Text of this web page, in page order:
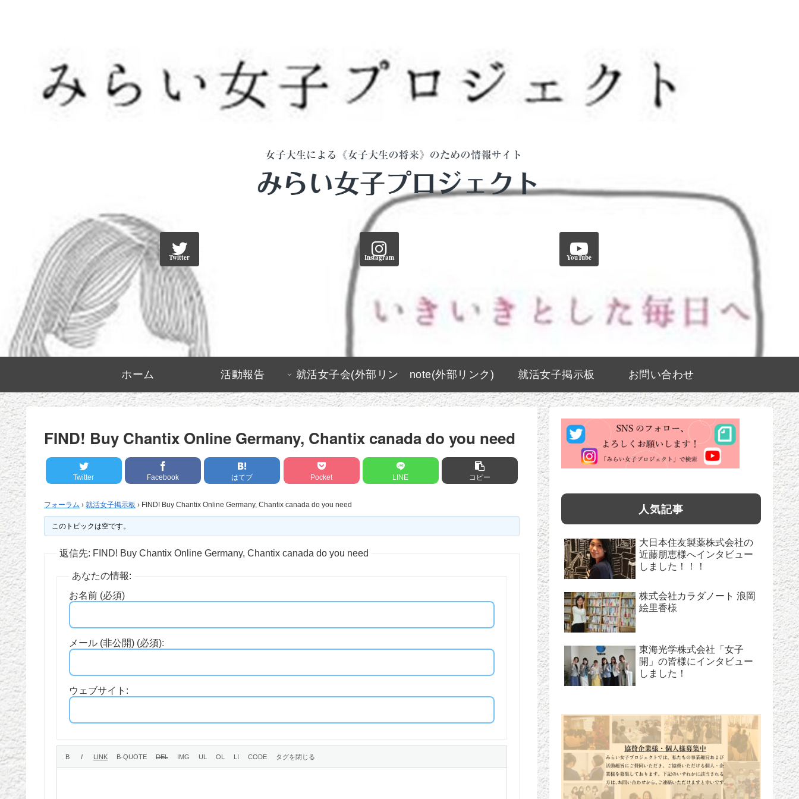
Twitter Instagram YouTube
ホーム 活動報告 就活女子会(外部リン
ク)
note(外部リンク) 就活女子掲示板 お問い合わせ
FIND! Buy Chantix Online Germany, Chantix canada do you need
Twitter Facebook はてブ Pocket LINE コピー
フォーラム › 就活女子掲示板 › FIND! Buy Chantix Online Germany, Chantix canada do you need
このトピックは空です。
返信先: FIND! Buy Chantix Online Germany, Chantix canada do you need
あなたの情報:
お名前 (必須)
メール (非公開) (必須):
ウェブサイト:
人気記事
大日本住友製薬株式会社の
近藤朋恵様へインタビュー
しました！！！
株式会社カラダノート 浪岡
絵里香様
東海光学株式会社「女子
開」の皆様にインタビュー
しました！